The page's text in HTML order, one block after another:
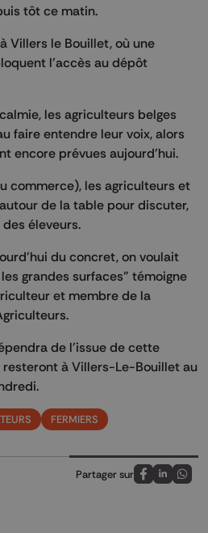
tôt ce matin.
Villers le Bouillet, où une
l'accès au dépôt
les agriculteurs belges
faire entendre leur voix, alors
encore prévues aujourd'hui.
commerce), les agriculteurs et
de la table pour discuter,
éleveurs.
du concret, on voulait
grandes surfaces" témoigne
et membre de la
de l'issue de cette
resteront à Villers-Le-Bouillet au
FERMIERS
Partager sur
Partagez sur
Partagez